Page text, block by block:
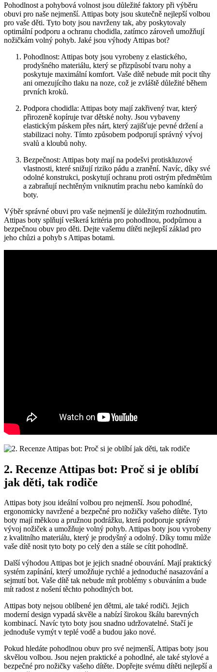
Pohodlnost a pohybová volnost jsou důležité faktory při ‍výběru
obuvi pro naše ⁢nejmenší. Attipas boty jsou‌ skutečně nejlepší volbou
pro vaše děti. Tyto boty ⁤jsou navrženy tak, aby poskytovaly
optimální podporu a ochranu‌ chodidla, zatímco zároveň umožňují⁣
nožičkám⁤ volný pohyb. Jaké ​jsou výhody Attipas bot?
Pohodlnost: Attipas boty jsou vyrobeny ⁤z elastického,
prodyšného materiálu, který se přizpůsobí tvaru nohy a
poskytuje maximální komfort. Vaše dítě nebude mít pocit tíhy
ani omezujícího tlaku na noze, což⁤ je zvláště důležité během
prvních kroků.
Podpora chodidla: Attipas boty mají zakřivený ⁣tvar,⁣ který
přirozeně kopíruje tvar dětské ⁤nohy. Jsou vybaveny
elastickým ⁣páskem přes nárt, který zajišťuje pevné držení a
stabilizaci nohy. Tímto způsobem podporují správný vývoj
svalů⁢ a kloubů nohy.
Bezpečnost: Attipas boty mají na podešvi protiskluzové
vlastnosti, které ​snižují riziko pádu⁤ a zranění. Navíc, díky své
odolné konstrukci, poskytují ochranu proti ostrým předmětům
a zabraňují nechtěným vniknutím prachu nebo kamínků do
boty.
Výběr správné obuvi pro vaše nejmenší je důležitým rozhodnutím.
Attipas boty splňují veškerá kritéria pro pohodlnou, podpůrnou a
bezpečnou obuv pro ⁤děti. Dejte vašemu dítěti nejlepší základ pro
jeho chůzi a pohyb ​s Attipas botami.
2. Recenze Attipas bot: Proč si je ​oblíbí
jak děti, tak ‍rodiče
Attipas boty jsou‍ ideální volbou pro ⁢nejmenší.⁤ Jsou pohodlné,
ergonomicky navržené a bezpečné ⁤pro nožičky vašeho dítěte. Tyto
boty mají měkkou a pružnou podrážku, která podporuje správný
vývoj nožiček a umožňuje volný pohyb. Attipas boty jsou vyrobeny
z kvalitního materiálu, který je ‍prodyšný a odolný. Díky tomu⁢ může
vaše ⁤dítě nosit tyto boty po celý den a stále se cítit pohodlně.
Další výhodou Attipas bot je ⁣jejich⁤ snadné obouvání. Mají praktický
systém zapínání, který umožňuje rychlé a jednoduché nasazování ​a
sejmutí bot. Vaše dítě tak nebude mít problémy s obuváním a bude
mít ‌radost z nošení těchto pohodlných bot.
Attipas boty nejsou oblíbené jen dětmi, ale také ⁤rodiči. Jejich
moderní design⁤ vypadá skvěle⁣ a⁤ nabízí širokou škálu‍ barevných
‌kombinací. Navíc tyto boty jsou snadno udržovatelné. Stačí je
jednoduše vymýt v teplé vodě a budou jako nové.
Pokud hledáte pohodlnou obuv pro ‍své nejmenší, ​Attipas boty jsou
skvělou volbou. Jsou ‌nejen ⁢praktické a pohodlné, ale také stylové a
bezpečné ⁣pro⁤ nožičky vašeho dítěte. Dopřejte svému dítěti nejlepší a​